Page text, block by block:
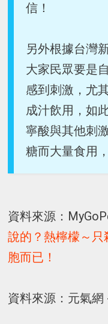
信！
另外根據台灣
大家民眾要是
感到刺激，尤
成汁飲用，如
寧酸與其他刺
糖而大量食用
資料來源：
說的？熱檸檬～
胞而已！
資料來源：元氣